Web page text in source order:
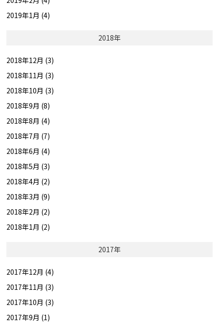
2019年1月 (4)
2018年
2018年12月 (3)
2018年11月 (3)
2018年10月 (3)
2018年9月 (8)
2018年8月 (4)
2018年7月 (7)
2018年6月 (4)
2018年5月 (3)
2018年4月 (2)
2018年3月 (9)
2018年2月 (2)
2018年1月 (2)
2017年
2017年12月 (4)
2017年11月 (3)
2017年10月 (3)
2017年9月 (1)